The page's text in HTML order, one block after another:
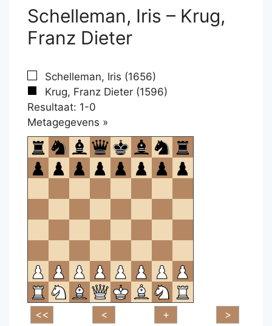
Schelleman, Iris – Krug,
Franz Dieter
Schelleman, Iris (1656)
Krug, Franz Dieter (1596)
Resultaat: 1-0
Metagegevens »
om
te
openen.